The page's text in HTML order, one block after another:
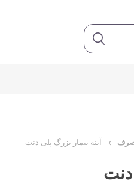
آینه بیمار بزرگ پلی دنت
دنت